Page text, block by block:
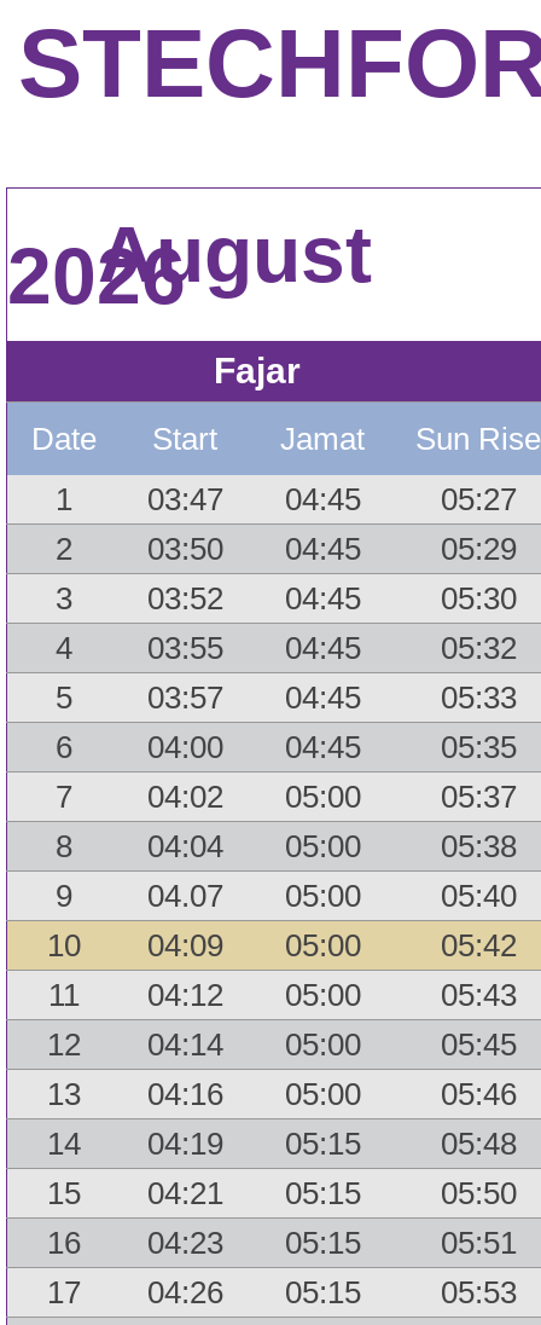
August
2026
Fajar
Date Start Jamat
Sun Rise
1
03:47 04:45
05:27
2
03:50 04:45
05:29
3
03:52 04:45
05:30
4
03:55 04:45
05:32
5
03:57 04:45
05:33
6
04:00 04:45
05:35
7
04:02 05:00
05:37
8
04:04 05:00
05:38
9
04.07 05:00
05:40
10
04:09 05:00
05:42
11
04:12 05:00
05:43
12
04:14 05:00
05:45
13
04:16 05:00
05:46
14
04:19 05:15
05:48
15
04:21 05:15
05:50
16
04:23 05:15
05:51
17
04:26 05:15
05:53